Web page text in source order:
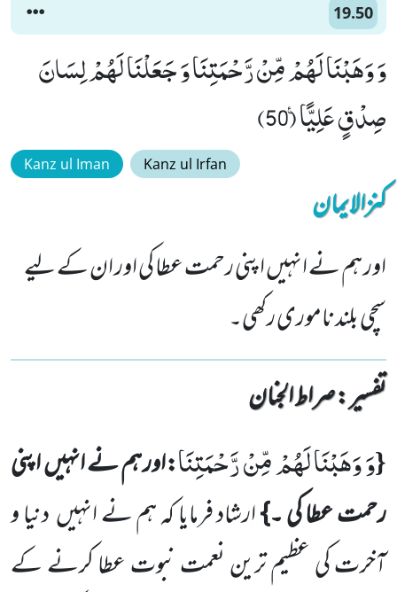
19.50
وَ وَهَبْنَا لَهُمْ مِّنْ رَّحْمَتِنَا وَ جَعَلْنَا لَهُمْ لِسَانَ
صِدْقٍ عَلِیًّا۠ (50)
Kanz ul Iman Kanz ul Irfan
کنزالایمان
اور ہم نے انہیں اپنی رحمت عطا کی اور ان کے لیے
سچی بلند ناموری رکھی۔
تفسیر : ‎صراط الجنان
{وَ وَهَبْنَا لَهُمْ مِّنْ رَّحْمَتِنَا:اور ہم نے انہیںاپنی
رحمت عطا کی ۔}ارشاد فرمایا کہ ہم نے انہیںدنیا و
آخرت کی عظیم ترین نعمت نبوت عطا کرنے کے